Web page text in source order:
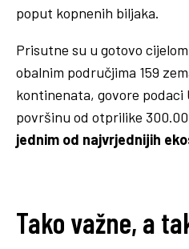
poput kopnenih biljaka.
Prisutne su u gotovo
obalnim područjima 159
kontinenata, govore
površinu od otprilike
jednim od najvrjednijih
Tako važne, a